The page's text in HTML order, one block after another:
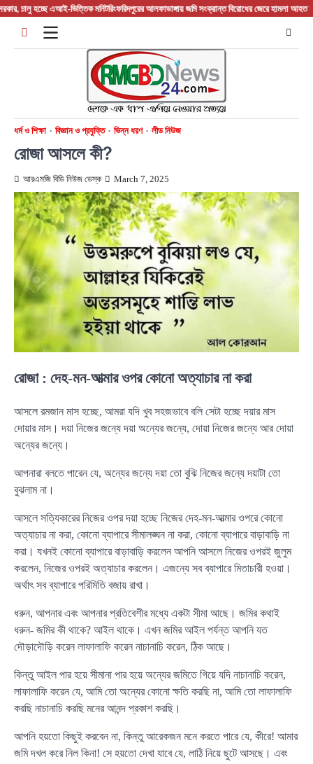
Skipভিত্তিক মনিটরিংফরিদপুরের আলফাডাঙ্গায় জমি সংক্রান্ত বিরোধের জেরে হামলা আহত তিনহোয়াটসঅ্যাপ
ধর্ম ও শিক্ষা বিজ্ঞান ও প্রযুক্তি ভিন্ন ধরণ লীড নিউজ
রোজা আসলে কী?
আরএমজি বিডি নিউজ ডেস্ক March 7, 2025
রোজা : দেহ-মন-আত্মার ওপর কোনো অত্যাচার না করা
আসলে রমজান মাস হচ্ছে, আমরা যদি খুব সহজভাবে বলি সেটা হচ্ছে দয়ার মাস
দোয়ার মাস। দয়া নিজের জন্যে দয়া অন্যের জন্যে, দোয়া নিজের জন্যে আর দোয়া
অন্যের জন্যে।
আপনারা বলতে পারেন যে, অন্যের জন্যে দয়া তো বুঝি নিজের জন্যে দয়াটা তো
বুঝলাম না।
আসলে সত্যিকারের নিজের ওপর দয়া হচ্ছে নিজের দেহ-মন-আত্মার ওপরে কোনো
অত্যাচার না করা, কোনো ব্যাপারে সীমালঙ্ঘন না করা, কোনো ব্যাপারে বাড়াবাড়ি না
করা। যখনই কোনো ব্যাপারে বাড়াবাড়ি করলেন আপনি আসলে নিজের ওপরই জুলুম
করলেন, নিজের ওপরই অত্যাচার করলেন। এজন্যে সব ব্যাপারে মিতাচারী হওয়া।
অর্থাৎ সব ব্যাপারে পরিমিতি বজায় রাখা।
ধরুন, আপনার এবং আপনার প্রতিবেশীর মধ্যে একটা সীমা আছে। জমির কথাই
ধরুন- জমির কী থাকে? আইল থাকে। এখন জমির আইল পর্যন্ত আপনি যত
দৌড়াদৌড়ি করেন লাফালাফি করেন নাচানাচি করেন, ঠিক আছে।
কিন্তু আইল পার হয়ে সীমানা পার হয়ে অন্যের জমিতে গিয়ে যদি নাচানাচি করেন,
লাফালাফি করেন যে, আমি তো অন্যের কোনো ক্ষতি করছি না, আমি তো লাফালাফি
করছি নাচানাচি করছি মনের আনন্দ প্রকাশ করছি।
আপনি হয়তো কিছুই করবেন না, কিন্তু আরেকজন মনে করতে পারে যে, কীরে! আমার
জমি দখল করে নিল কিনা! সে হয়তো দেখা যাবে যে, লাঠি নিয়ে ছুটে আসছে। এবং